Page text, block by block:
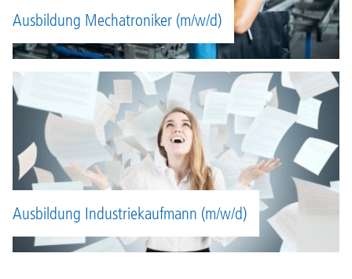
Ausbildung Mechatroniker (m/w/d)
Ausbildung Industriekaufmann (m/w/d)